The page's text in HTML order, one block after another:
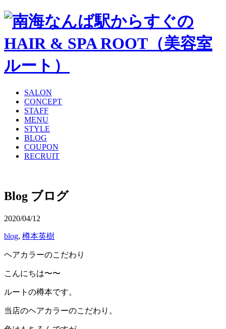
SALON
CONCEPT
STAFF
MENU
STYLE
BLOG
COUPON
RECRUIT
Blog ブログ
2020/04/12
blog, 樽本英樹
ヘアカラーのこだわり
こんにちは〜〜
ルートの樽本です。
当店のヘアカラーのこだわり。